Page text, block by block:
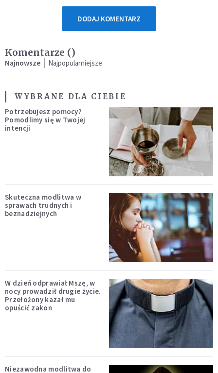
DODAJ KOMENTARZ
Komentarze ()
Najnowsze Najpopularniejsze
WYBRANE DLA CIEBIE
Potrzebujesz pomocy?
Pomodlimy się w Twojej
intencji
Skuteczna modlitwa w
sprawach trudnych i
beznadziejnych
W dzień odprawiał Mszę, w
nocy prowadził drugie życie.
Przełożony kazał mu
opuścić zakon
Niezawodna modlitwa do